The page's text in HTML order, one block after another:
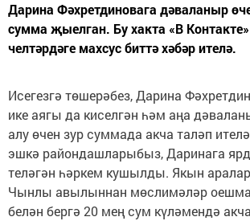
Дарина Фәхретдиновага дәваланыр
сумма җыелган. Бу хакта «В
челтәрдәге махсус биттә хәбәр ителә.
Исегезгә төшерәбез, Дарина
ике аягы да киселгән һәм аңа
алу өчен зур суммада акча таләп
эшкә райондашларыбыз, Даринага
теләгән һәркем кушылды. Якын
Чынлы авылыннан мөслимәләр
белән бергә 20 мең сум күләмендә